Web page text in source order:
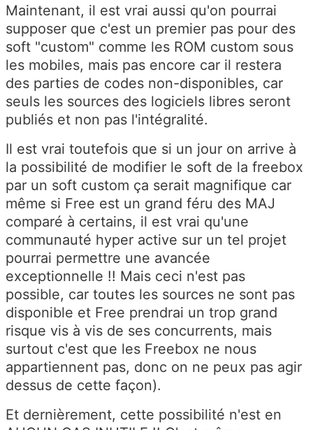
Maintenant, il est vrai aussi qu'on pourrai
supposer que c'est un premier pas pour des
soft "custom" comme les ROM custom sous
les mobiles, mais pas encore car il restera
des parties de codes non-disponibles, car
seuls les sources des logiciels libres seront
publiés et non pas l'intégralité.
Il est vrai toutefois que si un jour on arrive à
la possibilité de modifier le soft de la freebox
par un soft custom ça serait magnifique car
même si Free est un grand féru des MAJ
comparé à certains, il est vrai qu'une
communauté hyper active sur un tel projet
pourrai permettre une avancée
exceptionnelle !! Mais ceci n'est pas
possible, car toutes les sources ne sont pas
disponible et Free prendrai un trop grand
risque vis à vis de ses concurrents, mais
surtout c'est que les Freebox ne nous
appartiennent pas, donc on ne peux pas agir
dessus de cette façon).
Et dernièrement, cette possibilité n'est en